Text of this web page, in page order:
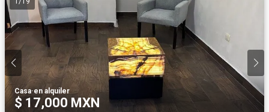
Casa·en alquiler
$ 17,000 MXN